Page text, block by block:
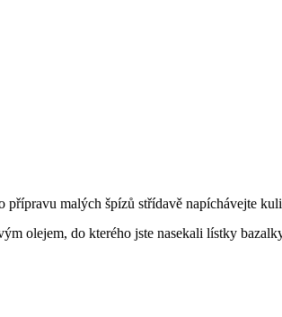
přípravu malých špízů střídavě napíchávejte
olejem, do kterého jste nasekali lístky